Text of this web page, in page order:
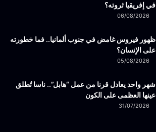
في إفريقيا ثروته؟
06/08/2026
ظهور فيروس غامض في جنوب ألمانيا.. فما خطورته
على الإنسان؟
05/08/2026
شهر واحد يعادل قرنا من عمل “هابل”.. ناسا تُطلق
عينها العظمى على الكون
31/07/2026